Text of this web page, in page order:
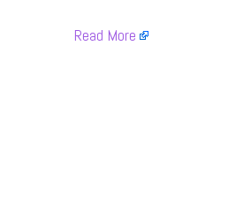
Read More